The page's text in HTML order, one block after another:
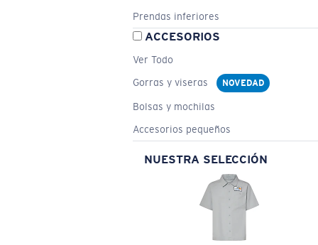
Prendas inferiores
ACCESORIOS
Ver Todo
Gorras y viseras
NOVEDAD
Bolsas y mochilas
Accesorios pequeños
NUESTRA SELECCIÓN